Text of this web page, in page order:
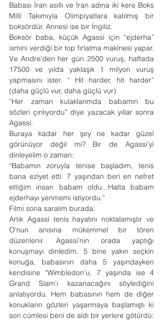
Babası İran asıllı ve İran adına iki kere Boks
Milli Takımıyla Olimpiyatlara katılmış bir
boksördür. Annesi ise bir İngiliz.
Boksör baba, küçük Agassi için “ejderha”
ismini verdiği bir top fırlatma makinesi yapar.
Ve Andre’den her gün 2500 vuruş, haftada
17500 ve yılda yaklaşık 1 milyon vuruş
yapmasını ister. “ Hit harder, hit harder”
(daha güçlü vur, daha güçlü vur)
“Her zaman kulaklarımda babamın bu
sözleri çınlıyordu” diye yazacak yıllar sonra
Agassi.
Buraya kadar her şey ne kadar güzel
görünüyor değil mi? Bir de Agassi’yi
dinleyelim o zaman:
“Babamın zoruyla tenise başladım, tenis
bana eziyet etti. 7 yaşından beri en nefret
ettiğim insan babam oldu...Hatta babam
ejderhayı yenmemi istiyordu.”
Filmi sona saralım burada:
Artık Agassi tenis hayatını noktalamıştır ve
O’nun anısına mükemmel bir tören
düzenlenir. Agassi’nin orada yaptığı
konuşmayı dinledim. 5 bine yakın seçkin
konuğa, babasının daha 5 yaşındayken
kendisine “Wimbledon’u, 7 yaşında ise 4
Grand Slam’ı kazanacağını söylediğini
anlatıyordu. Hem babasının hem de diğer
konukların gözleri yaşarmaya başlamıştı ki
son cümlesi beni de aldı bir yerlere götürdü: